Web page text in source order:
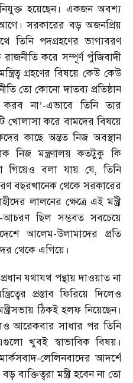
নিযুক্ত হয়েছেন। একজন অবশ্য
সরকারের বড় অজনপ্রিয়
পদগ্রহণের ভাগ্যবরণ
করে সম্পূর্ণ পুঁজিবাদী
গ্রহণের বিষয়ে কেউ কেউ
তো কোনো দাতব্য প্রতিষ্ঠান
করব না’-এভাবে তিনি তার
খোলাসা করে বামদের বিষয়ে
কাছে অন্তত নিজ অবস্থান
নিজ মন্ত্রণালয় কতটুকু কি
গিয়েও বলা যায় যে, তিনি
বছরখানেক থেকে সরকারের
লালনের ক্ষেত্রে এই মন্ত্রী
আচরণ ছিল সম্ভবত সবচেয়ে
আলেম-উলামাদের প্রতি
থেকে এগিয়ে।
যথাযথ পন্থায় দাওয়াত না
প্রস্তাব ফিরিয়ে দিলেও
ঠিকই হলফ নিয়েছেন।
আরেকবার সাধার পর তিনি
খুবই স্বাভাবিক বিষয়।
লেলিনবাদের আদর্শে
মন্ত্রী হবেন না তো